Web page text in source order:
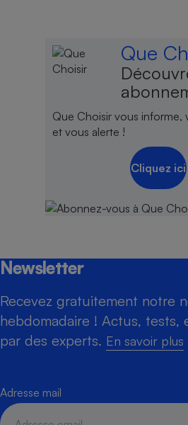
Que
Que Choisir vous informe,
et vous alerte !
Cliquez ici
Newsletter
Recevez gratuitement notre
hebdomadaire ! Actus, tests,
par des experts. En savoir plus
Adresse mail